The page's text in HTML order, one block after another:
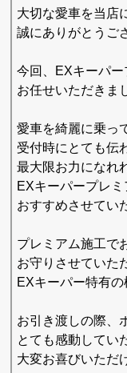
大切な愛車を当店
誠にありがとうご
今回、EXキーパ
お任せいただきま
愛車を綺麗に乗っ
受付時にとても伝
最大限お力になれ
EXキーパープレ
おすすめさせてい
プレミアム施工で
お守りさせていた
EXキーパー特有の
お引き渡しの際、
とても感動してい
大変お喜びいただ